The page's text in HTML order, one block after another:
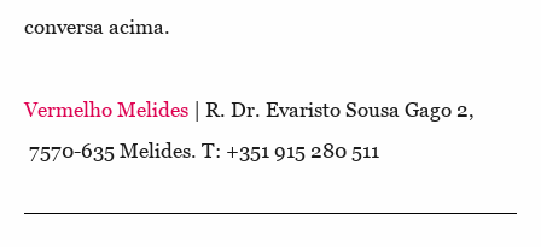
conversa acima.
Vermelho Melides | R. Dr. Evaristo Sousa Gago 2,
7570-635 Melides. T: +351 915 280 511